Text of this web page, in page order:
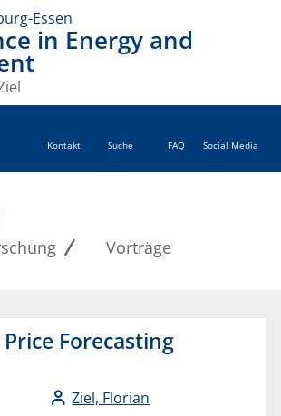
Essen
in Energy and
Kontakt Suche FAQ Social Media
Vorträge
Forecasting
Ziel, Florian